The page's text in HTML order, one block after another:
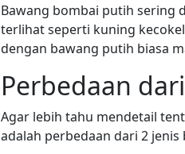
Bawang bombai putih sering
terlihat seperti kuning
dengan bawang putih biasa
Perbedaan
Agar lebih tahu mendetail
adalah perbedaan dari 2